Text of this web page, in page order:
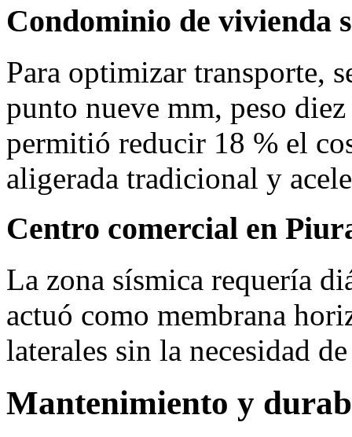
Condominio de vivienda
Para optimizar transporte,
punto nueve mm, peso
permitió reducir 18 % el
aligerada tradicional y
Centro comercial en
La zona sísmica requería
actuó como membrana
laterales sin la necesidad
Mantenimiento y